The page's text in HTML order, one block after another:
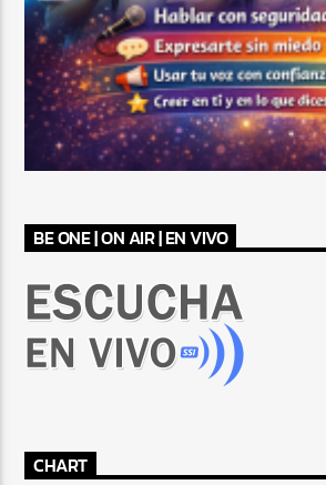
BE ONE | ON AIR | EN VIVO
CHART